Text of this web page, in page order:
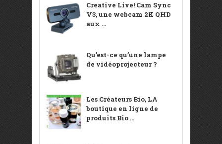
Creative Live! Cam Sync
V3, une webcam 2K QHD
aux ...
Qu’est-ce qu’une lampe
de vidéoprojecteur ?
Les Créateurs Bio, LA
boutique en ligne de
produits Bio ...